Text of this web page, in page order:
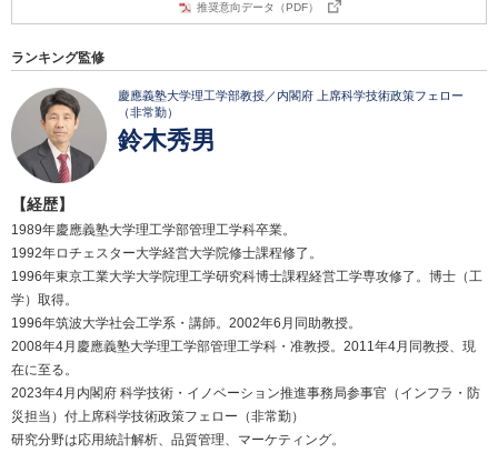
推奨意向データ（PDF）
ランキング監修
慶應義塾大学理工学部教授／内閣府 上席科学技術政策フェロー
（非常勤）
鈴木秀男
【経歴】
1989年慶應義塾大学理工学部管理工学科卒業。
1992年ロチェスター大学経営大学院修士課程修了。
1996年東京工業大学大学院理工学研究科博士課程経営工学専攻修了。博士（工
学）取得。
1996年筑波大学社会工学系・講師。2002年6月同助教授。
2008年4月慶應義塾大学理工学部管理工学科・准教授。2011年4月同教授、現
在に至る。
2023年4月内閣府 科学技術・イノベーション推進事務局参事官（インフラ・防
災担当）付上席科学技術政策フェロー（非常勤）
研究分野は応用統計解析、品質管理、マーケティング。